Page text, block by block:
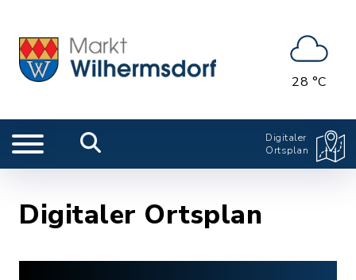
28 °C
Digitaler
Ortsplan
Digitaler Ortsplan